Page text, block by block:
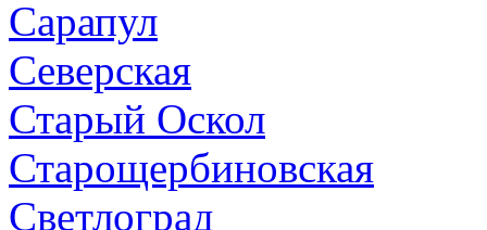
Сарапул
Северская
Старый Оскол
Старощербиновская
Светлоград